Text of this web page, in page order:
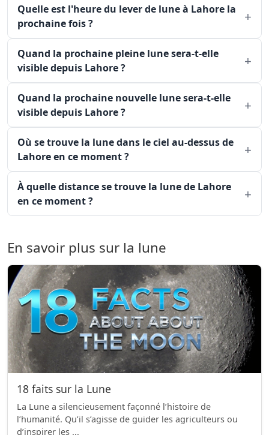
Quelle est l'heure du lever de lune à Lahore la
prochaine fois ?
Quand la prochaine pleine lune sera-t-elle
visible depuis Lahore ?
Quand la prochaine nouvelle lune sera-t-elle
visible depuis Lahore ?
Où se trouve la lune dans le ciel au-dessus de
Lahore en ce moment ?
À quelle distance se trouve la lune de Lahore
en ce moment ?
En savoir plus sur la lune
18 faits sur la Lune
La Lune a silencieusement façonné l’histoire de
l’humanité. Qu’il s’agisse de guider les agriculteurs ou
d’inspirer les ...